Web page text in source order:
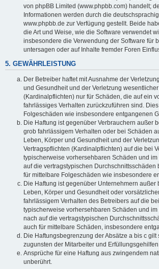
von phpBB Limited (www.phpbb.com) handelt;
Informationen werden durch die
www.phpbb.de zur Verfügung gestellt. Beide
die Art und Weise, wie die Software verwendet
insbesondere die Verwendung der Software für
untersagen oder auf Inhalte fremder Foren
5. GEWÄHRLEISTUNG
Der Betreiber haftet mit Ausnahme der
und Gesundheit und der Verletzung
(Kardinalpflichten) nur für Schäden, die auf ein
fahrlässiges Verhalten zurückzuführen sind.
Folgeschäden wie insbesondere entgangenen
Die Haftung ist gegenüber Verbrauchern außer
grob fahrlässigem Verhalten oder bei Schäden
Leben, Körper und Gesundheit und der
Vertragspflichten (Kardinalpflichten) auf die bei
typischerweise vorhersehbaren Schäden und
auf die vertragstypischen Durchschnittsschäden
für mittelbare Folgeschäden wie insbesondere
Die Haftung ist gegenüber Unternehmern außer
Leben, Körper und Gesundheit oder
fahrlässigem Verhalten des Betreibers auf die
typischerweise vorhersehbaren Schäden und
nach auf die vertragstypischen
auch für mittelbare Schäden, insbesondere
Die Haftungsbegrenzung der Absätze a bis c gilt
zugunsten der Mitarbeiter und Erfüllungsgehilfen
Ansprüche für eine Haftung aus zwingendem
unberührt.